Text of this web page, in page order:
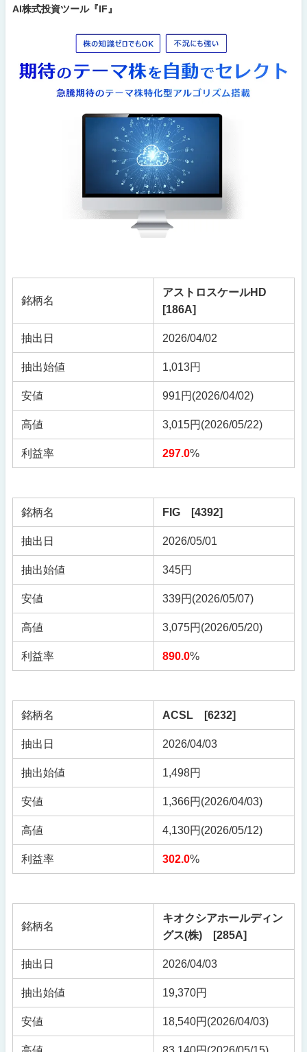
AI株式投資ツール『IF』
銘柄名
アストロスケールHD
[186A]
抽出日 2026/04/02
抽出始値 1,013円
安値 991円(2026/04/02)
高値 3,015円(2026/05/22)
利益率 297.0%
銘柄名 FIG [4392]
抽出日 2026/05/01
抽出始値 345円
安値 339円(2026/05/07)
高値 3,075円(2026/05/20)
利益率 890.0%
銘柄名 ACSL [6232]
抽出日 2026/04/03
抽出始値 1,498円
安値 1,366円(2026/04/03)
高値 4,130円(2026/05/12)
利益率 302.0%
銘柄名
キオクシアホールディン
グス(株) [285A]
抽出日 2026/04/03
抽出始値 19,370円
安値 18,540円 (2026/04/03)
高値 83,140円 (2026/05/15)